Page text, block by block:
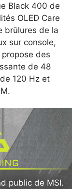
Black 400 de
OLED Care
brûlures de la
sur console,
propose des
de 48
120 Hz et
public de MSI.